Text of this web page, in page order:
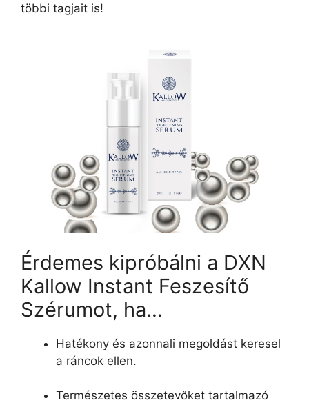
többi tagjait is!
Érdemes kipróbálni a DXN
Kallow Instant Feszesítő
Szérumot, ha…
Hatékony és azonnali megoldást keresel
a ráncok ellen.
Természetes összetevőket tartalmazó